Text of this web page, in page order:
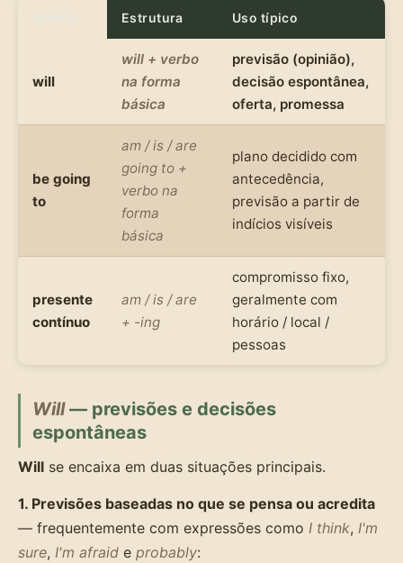
Estrutura Uso típico
will
will + verbo
na forma
básica
previsão (opinião),
decisão espontânea,
oferta, promessa
be going
to
am / is / are
going to +
verbo na
forma
básica
plano decidido com
antecedência,
previsão a partir de
indícios visíveis
presente
contínuo
am / is / are
+ -ing
compromisso fixo,
geralmente com
horário / local /
pessoas
Will— previsões e decisões
espontâneas
Will se encaixa em duas situações principais.
1. Previsões baseadas no que se pensa ou acredita
— frequentemente com expressões como I think, I'm
sure, I'm afraid e probably: